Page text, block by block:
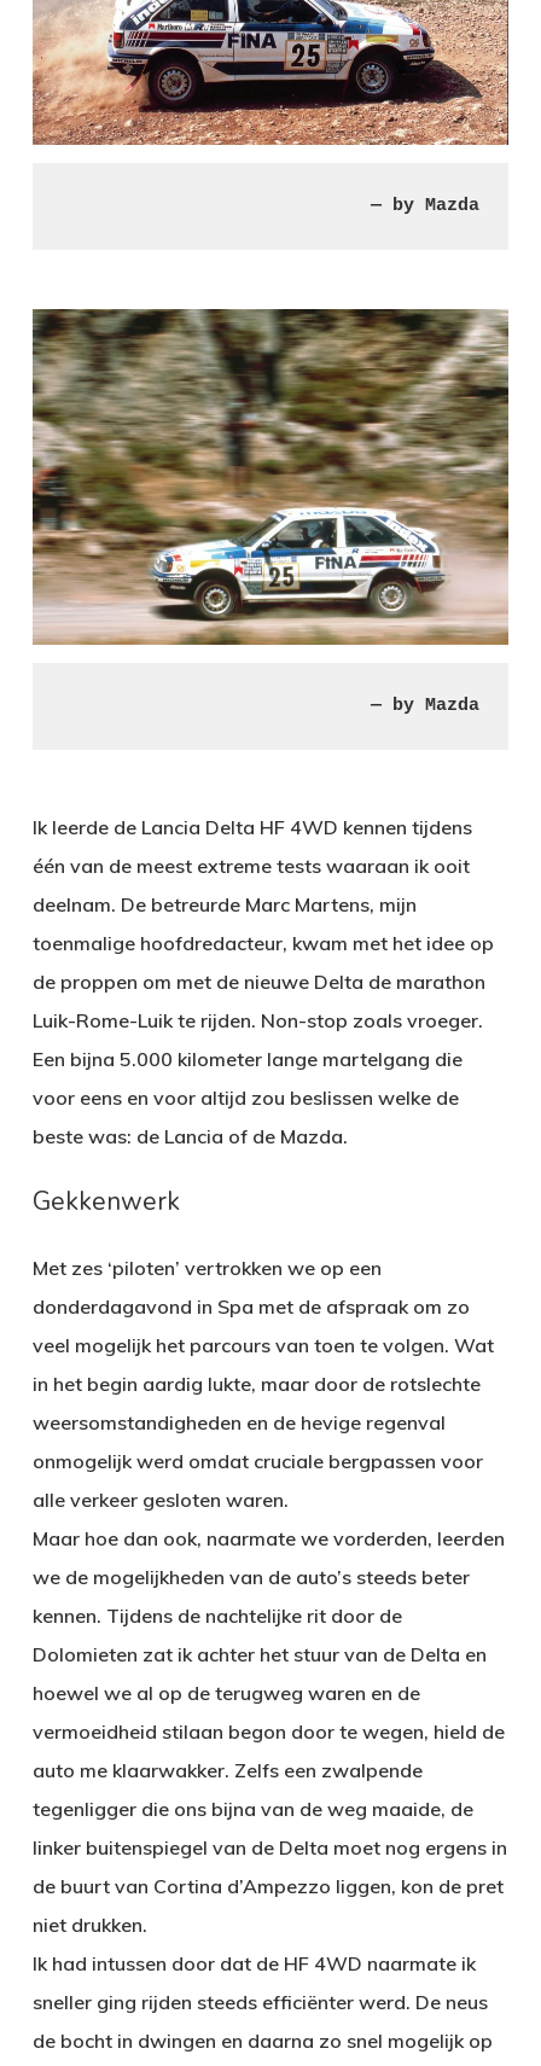
— by Mazda
— by Mazda
Ik leerde de Lancia Delta HF 4WD kennen tijdens
één van de meest extreme tests waaraan ik ooit
deelnam. De betreurde Marc Martens, mijn
toenmalige hoofdredacteur, kwam met het idee op
de proppen om met de nieuwe Delta de marathon
Luik-Rome-Luik te rijden. Non-stop zoals vroeger.
Een bijna 5.000 kilometer lange martelgang die
voor eens en voor altijd zou beslissen welke de
beste was: de Lancia of de Mazda.
Gekkenwerk
Met zes ‘piloten’ vertrokken we op een
donderdagavond in Spa met de afspraak om zo
veel mogelijk het parcours van toen te volgen. Wat
in het begin aardig lukte, maar door de rotslechte
weersomstandigheden en de hevige regenval
onmogelijk werd omdat cruciale bergpassen voor
alle verkeer gesloten waren.
Maar hoe dan ook, naarmate we vorderden, leerden
we de mogelijkheden van de auto’s steeds beter
kennen. Tijdens de nachtelijke rit door de
Dolomieten zat ik achter het stuur van de Delta en
hoewel we al op de terugweg waren en de
vermoeidheid stilaan begon door te wegen, hield de
auto me klaarwakker. Zelfs een zwalpende
tegenligger die ons bijna van de weg maaide, de
linker buitenspiegel van de Delta moet nog ergens in
de buurt van Cortina d’Ampezzo liggen, kon de pret
niet drukken.
Ik had intussen door dat de HF 4WD naarmate ik
sneller ging rijden steeds efficiënter werd. De neus
de bocht in dwingen en daarna zo snel mogelijk op